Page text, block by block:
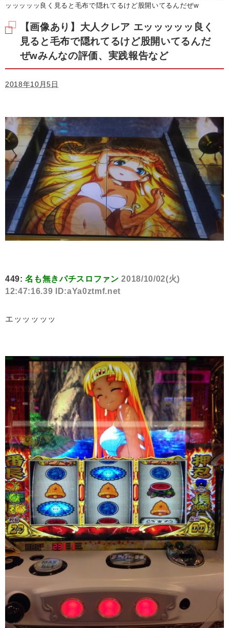
ッッッッッ良く見ると毛布で隠れてるけど股開いてるんだぜw
【画像あり】大人クレア エッッッッッ良く
見ると毛布で隠れてるけど股開いてるんだ
ぜwみんなの評価、実践報告など
2018年10月5日
449:名も無きパチスロファン 2018/10/02(火)
12:47:16.39 ID:aYa0ztmf.net
エッッッッッ